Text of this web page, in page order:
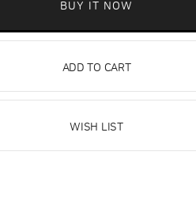
BUY IT NOW
ADD TO CART
WISH LIST